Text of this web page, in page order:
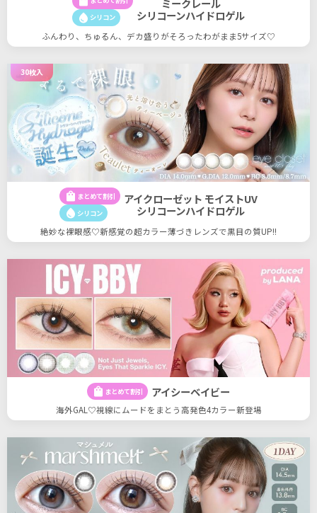
water_drop シリコン
ミークレール
シリコーンハイドロゲル
ふんわり、ちゅるん、デカ盛りがそろったわがまま5サイズ♡
30枚入
shopping_bag まとめて割引
water_drop シリコン
アイクローゼット モイストUV
シリコーンハイドロゲル
絶妙な裸眼感♡新感覚の超カラー薄づきレンズで黒目の質UP!!
shopping_bag まとめて割引 アイシーベイビー
海外GAL♡視線にムードをまとう高発色4カラー新登場